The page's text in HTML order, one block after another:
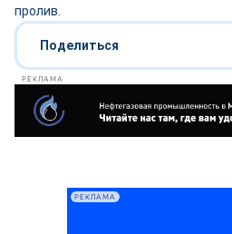
пролив.
Поделиться
РЕКЛАМА
РЕКЛАМА